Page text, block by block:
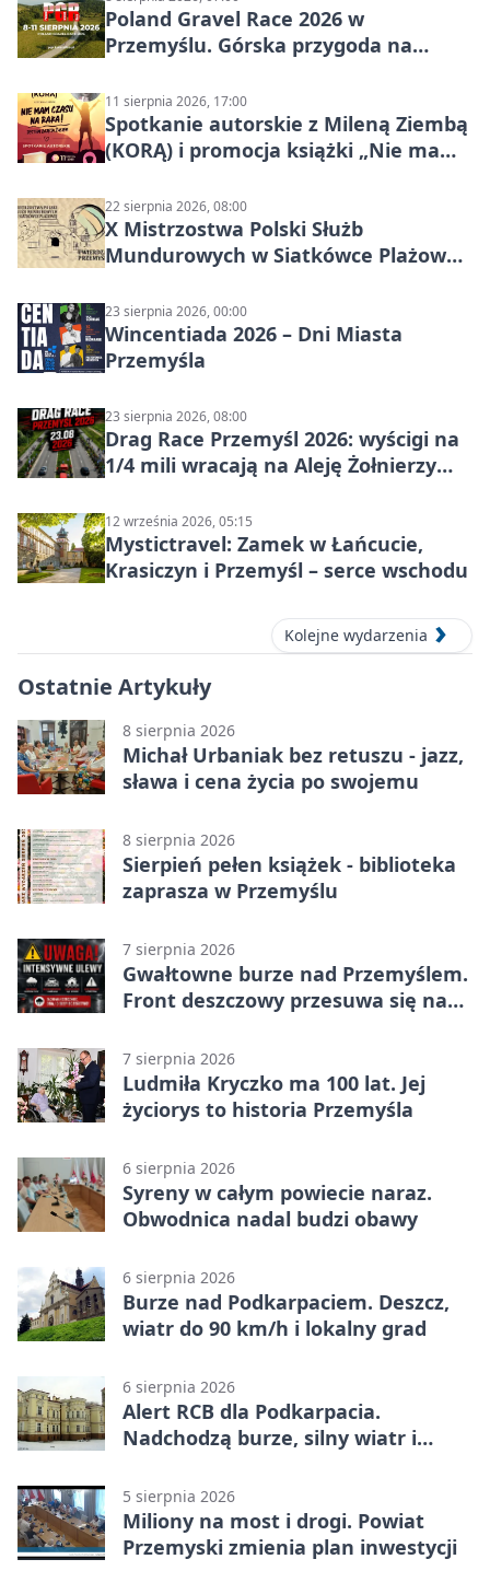
Poland Gravel Race 2026 w
Przemyślu. Górska przygoda na
11 sierpnia 2026, 17:00
Spotkanie autorskie z Mileną Ziembą
(KORĄ) i promocja książki „Nie mam
22 sierpnia 2026, 08:00
X Mistrzostwa Polski Służb
Mundurowych w Siatkówce Plażowej
23 sierpnia 2026, 00:00
Wincentiada 2026 – Dni Miasta
Przemyśla
23 sierpnia 2026, 08:00
Drag Race Przemyśl 2026: wyścigi na
1/4 mili wracają na Aleję Żołnierzy
12 września 2026, 05:15
Mystictravel: Zamek w Łańcucie,
Krasiczyn i Przemyśl – serce wschodu
Kolejne wydarzenia
Ostatnie Artykuły
8 sierpnia 2026
Michał Urbaniak bez retuszu - jazz,
sława i cena życia po swojemu
8 sierpnia 2026
Sierpień pełen książek - biblioteka
zaprasza w Przemyślu
7 sierpnia 2026
Gwałtowne burze nad Przemyślem.
Front deszczowy przesuwa się na
7 sierpnia 2026
Ludmiła Kryczko ma 100 lat. Jej
życiorys to historia Przemyśla
6 sierpnia 2026
Syreny w całym powiecie naraz.
Obwodnica nadal budzi obawy
6 sierpnia 2026
Burze nad Podkarpaciem. Deszcz,
wiatr do 90 km/h i lokalny grad
6 sierpnia 2026
Alert RCB dla Podkarpacia.
Nadchodzą burze, silny wiatr i
5 sierpnia 2026
Miliony na most i drogi. Powiat
Przemyski zmienia plan inwestycji